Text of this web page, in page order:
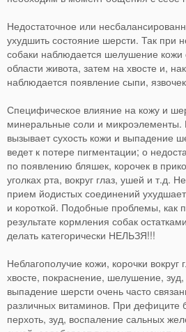
Недостаточное или
ухудшить состояние шерсти. Так при
собаки наблюдается шелушение кожи
области живота, затем на хвосте и,
наблюдается появление сыпи,
Специфическое влияние на кожу и
минеральные соли и микроэлементы.
вызывает сухость кожи и выпадение
ведет к потере пигментации; о
по появлению бляшек, корочек в
уголках рта, вокруг глаз, ушей и т.д.
прием йодистых соединений
и короткой. Подобные проблемы, как
результате кормления собак
делать категорически НЕЛЬЗЯ!!!
Неблагополучие кожи, корочки вокруг
хвосте, покраснение, шелушение,
выпадение шерсти очень часто
различных витаминов. При дефиците
перхоть, зуд, воспаление сальных